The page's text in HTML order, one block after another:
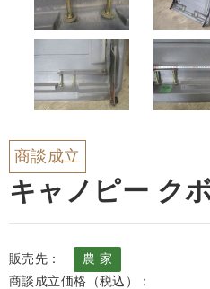
商談成立
キャノピー ク
販売先：
農 家
商談成立価格（税込）：